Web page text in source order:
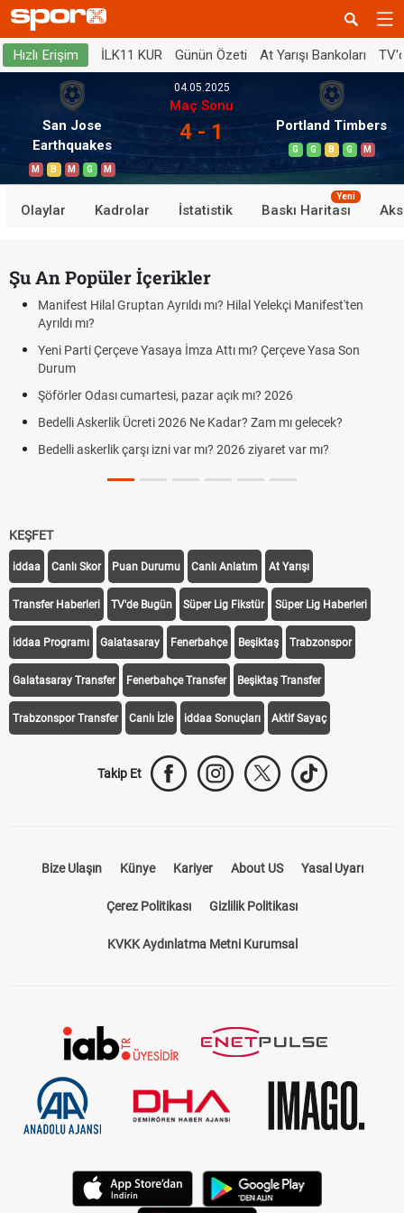
Hızlı Erişim İLK11 KUR Günün Özeti At Yarışı Bankoları
San Jose
Earthquakes
M B M G M
04.05.2025
Maç Sonu
4 - 1 Portland Timbers
G G B G M
Olaylar Kadrolar İstatistik Baskı Haritası
Yeni
Şu An Popüler İçerikler
Manifest Hilal Gruptan Ayrıldı mı? Hilal Yelekçi Manifest'ten
Ayrıldı mı?
Yeni Parti Çerçeve Yasaya İmza Attı mı? Çerçeve Yasa Son
Durum
Şöförler Odası cumartesi, pazar açık mı? 2026
Bedelli Askerlik Ücreti 2026 Ne Kadar? Zam mı gelecek?
Bedelli askerlik çarşı izni var mı? 2026 ziyaret var mı?
KEŞFET
iddaa Canlı Skor Puan Durumu Canlı Anlatım At Yarışı
Transfer Haberleri TV'de Bugün Süper Lig Fikstür Süper Lig Haberleri
iddaa Programı Galatasaray Fenerbahçe Beşiktaş Trabzonspor
Galatasaray Transfer Fenerbahçe Transfer Beşiktaş Transfer
Trabzonspor Transfer Canlı İzle iddaa Sonuçları Aktif Sayaç
Takip Et
Bize Ulaşın Künye Kariyer About US Yasal Uyarı
Çerez Politikası Gizlilik Politikası
KVKK Aydınlatma Metni Kurumsal